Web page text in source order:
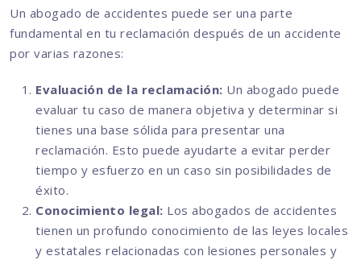
Un abogado de accidentes puede ser una parte
fundamental en tu reclamación después de un accidente
por varias razones:
Evaluación de la reclamación: Un abogado puede
evaluar tu caso de manera objetiva y determinar si
tienes una base sólida para presentar una
reclamación. Esto puede ayudarte a evitar perder
tiempo y esfuerzo en un caso sin posibilidades de
éxito.
Conocimiento legal: Los abogados de accidentes
tienen un profundo conocimiento de las leyes locales
y estatales relacionadas con lesiones personales y